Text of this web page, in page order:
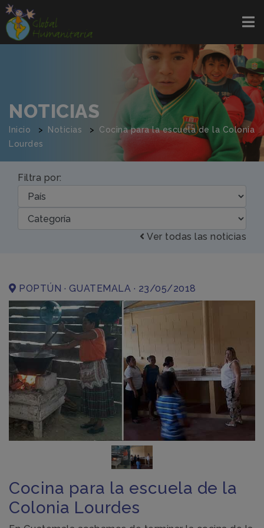
NOTICIAS
Inicio Noticias
Cocina para la escuela de la Colonia
Lourdes
Filtra por:
Ver todas las noticias
POPTÚN · GUATEMALA · 23/05/2018
Cocina para la escuela de la
Colonia Lourdes